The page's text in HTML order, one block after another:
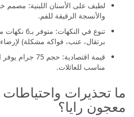
لطيف على الأسنان اللبنية: مصمم
والأنسجة الرقيقة للفم.
تنوع في
برتقال، عنب، فواكه مشكلة) لإرضاء
قيمة اقتصادية:
مناسب للعائلات.
ما تحذيرات
معجون رايا؟